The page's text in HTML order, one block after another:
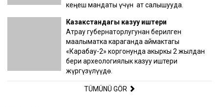
кеңеш мандаты үчүн ат салышууда.
Казакстандагы казуу иштери
Атрау губернаторлугунан берилген
маалыматка караганда аймактагы
«Карабау-2» коргонунда акыркы 2 жылдан
бери археологиялык казуу иштери
жүргүзүлүүдө.
TÜMÜNÜ GÖR